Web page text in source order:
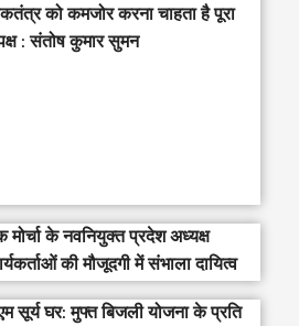
को कमजोर करना चाहता है पूरा
: संतोष कुमार सुमन
के नवनियुक्त प्रदेश अध्यक्ष
की मौजूदगी में संभाला दायित्व
सूर्य घर: मुफ्त बिजली योजना के प्रति